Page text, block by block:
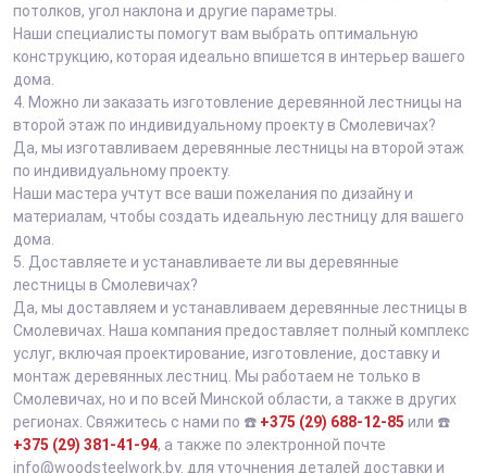
потолков, угол наклона и другие параметры.
Наши специалисты помогут вам выбрать оптимальную
конструкцию, которая идеально впишется в интерьер вашего
дома.
4. Можно ли заказать изготовление деревянной лестницы на
второй этаж по индивидуальному проекту в Смолевичах?
Да, мы изготавливаем деревянные лестницы на второй этаж
по индивидуальному проекту.
Наши мастера учтут все ваши пожелания по дизайну и
материалам, чтобы создать идеальную лестницу для вашего
дома.
5. Доставляете и устанавливаете ли вы деревянные
лестницы в Смолевичах?
Да, мы доставляем и устанавливаем деревянные лестницы в
Смолевичах. Наша компания предоставляет полный комплекс
услуг, включая проектирование, изготовление, доставку и
монтаж деревянных лестниц. Мы работаем не только в
Смолевичах, но и по всей Минской области, а также в других
регионах. Свяжитесь с нами по ☎️ +375 (29) 688-12-85 или ☎️
+375 (29) 381-41-94, а также по электронной почте
info@woodsteelwork.by. для уточнения деталей доставки и